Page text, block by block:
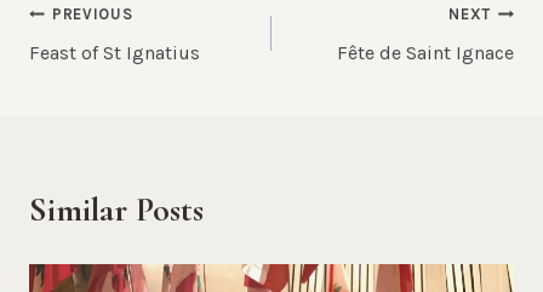
Post
navigation
PREVIOUS
Feast of St Ignatius
NEXT
Fête de Saint Ignace
Similar Posts